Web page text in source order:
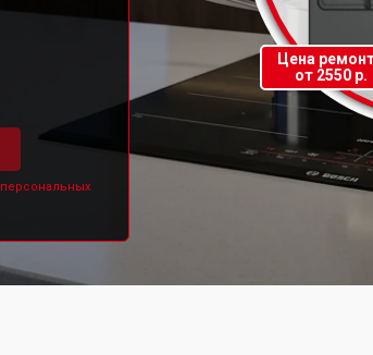
персональных
Цена
от 2550 р.